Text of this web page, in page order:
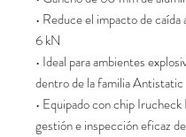
• Reduce el impacto de caída
6 kN
• Ideal para ambientes
dentro de la familia Antistatic
• Equipado con chip
gestión e inspección eficaz